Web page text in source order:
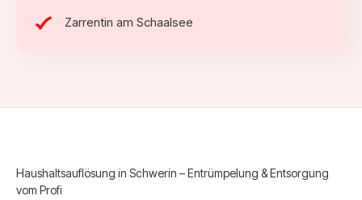
Zarrentin am Schaalsee
Haushaltsauflösung in Schwerin – Entrümpelung & Entsorgung
vom Profi